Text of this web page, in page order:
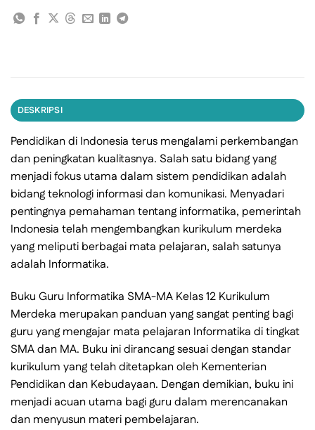
DESKRIPSI
Pendidikan di Indonesia terus mengalami perkembangan
dan peningkatan kualitasnya. Salah satu bidang yang
menjadi fokus utama dalam sistem pendidikan adalah
bidang teknologi informasi dan komunikasi. Menyadari
pentingnya pemahaman tentang informatika, pemerintah
Indonesia telah mengembangkan kurikulum merdeka
yang meliputi berbagai mata pelajaran, salah satunya
adalah Informatika.
Buku Guru Informatika SMA-MA Kelas 12 Kurikulum
Merdeka merupakan panduan yang sangat penting bagi
guru yang mengajar mata pelajaran Informatika di tingkat
SMA dan MA. Buku ini dirancang sesuai dengan standar
kurikulum yang telah ditetapkan oleh Kementerian
Pendidikan dan Kebudayaan. Dengan demikian, buku ini
menjadi acuan utama bagi guru dalam merencanakan
dan menyusun materi pembelajaran.